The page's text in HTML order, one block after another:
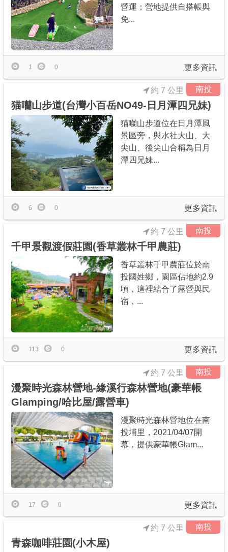
營運；營地提供自搭帳與
免...
更多資訊
1 0
南投
約 7 公里
猫囒山步道(台灣小百岳NO49-日月潭四兄妹)
猫囒山步道位在日月潭風
景區旁，與水社大山、大
尖山、後尖山合稱為日月
潭四兄妹...
更多資訊
6 0
南投
約 7 公里
千甲景觀渡假莊園(香草叢林千甲農莊)
香草叢林千甲農莊位於南
投國姓鄉，園區佔地約2.9
頃，這裡結合了露營與民
宿，...
更多資訊
113 0
南投
約 7 公里
漫聚時光森林營地-緣溪行森林營地(豪華帳
Glamping/哈比屋/露營車)
漫聚時光森林營地位在南
投埔里，2021/04/07開
幕，提供豪華帳Glam...
更多資訊
17 0
南投
約 7 公里
青森咖啡莊園(小木屋)